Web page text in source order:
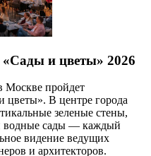
и цветы» 2026
Москве пройдет
В центре города
зеленые стены,
водные сады — каждый
видение ведущих
и архитекторов.